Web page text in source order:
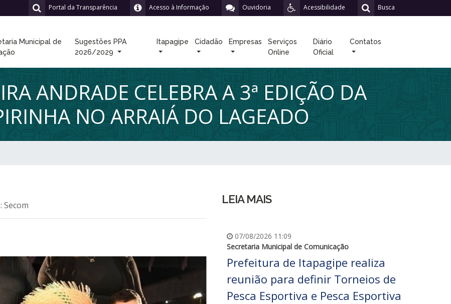
Busca
Acessibilidade
Ouvidoria
Acesso à Informação
Portal da Transparência
Municipal de
Sugestões PPA
2026/2029
Itapagipe Cidadão Empresas
Serviços
Online
Diário
Oficial
Contatos
ANDRADE CELEBRA A 3ª EDIÇÃO DA
NO ARRAIÁ DO LAGEADO
Secom LEIA MAIS
07/08/2026 11:09
Secretaria Municipal de Comunicação
Prefeitura de Itapagipe realiza
reunião para definir Torneios de
Pesca Esportiva e Pesca Esportiva